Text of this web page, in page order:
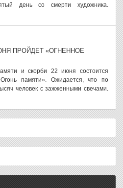
день со смерти художника.
ПРОЙДЕТ «ОГНЕННОЕ
и скорби 22 июня состоится
памяти». Ожидается, что по
человек с зажженными свечами.